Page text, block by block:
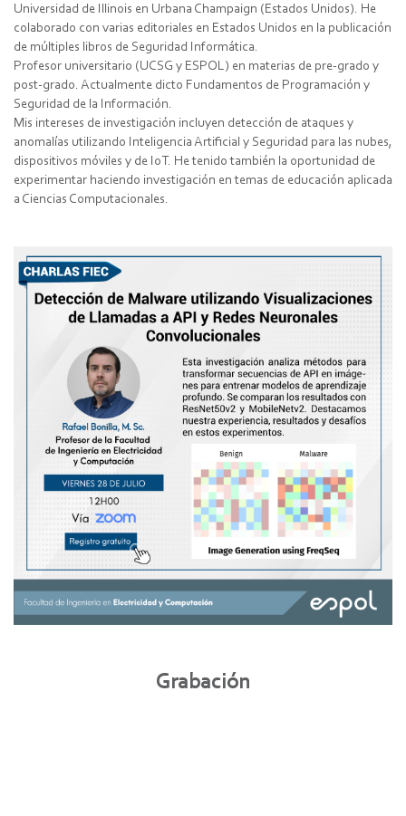
Universidad de Illinois en Urbana Champaign (Estados Unidos). He
colaborado con varias editoriales en Estados Unidos en la publicación
de múltiples libros de Seguridad Informática.
Profesor universitario (UCSG y ESPOL) en materias de pre-grado y
post-grado. Actualmente dicto Fundamentos de Programación y
Seguridad de la Información.
Mis intereses de investigación incluyen detección de ataques y
anomalías utilizando Inteligencia Artificial y Seguridad para las nubes,
dispositivos móviles y de IoT. He tenido también la oportunidad de
experimentar haciendo investigación en temas de educación aplicada
a Ciencias Computacionales.
Grabación